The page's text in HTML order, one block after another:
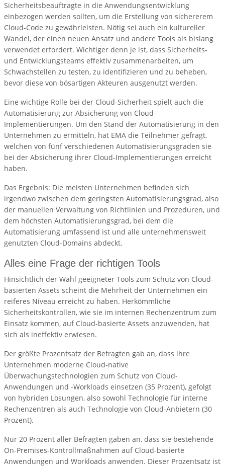
Sicherheitsbeauftragte in die Anwendungsentwicklung
einbezogen werden sollten, um die Erstellung von sichererem
Cloud-Code zu gewährleisten. Nötig sei auch ein kultureller
Wandel, der einen neuen Ansatz und andere Tools als bislang
verwendet erfordert. Wichtiger denn je ist, dass Sicherheits-
und Entwicklungsteams effektiv zusammenarbeiten, um
Schwachstellen zu testen, zu identifizieren und zu beheben,
bevor diese von bösartigen Akteuren ausgenutzt werden.
Eine wichtige Rolle bei der Cloud-Sicherheit spielt auch die
Automatisierung zur Absicherung von Cloud-
Implementierungen. Um den Stand der Automatisierung in den
Unternehmen zu ermitteln, hat EMA die Teilnehmer gefragt,
welchen von fünf verschiedenen Automatisierungsgraden sie
bei der Absicherung ihrer Cloud-Implementierungen erreicht
haben.
Das Ergebnis: Die meisten Unternehmen befinden sich
irgendwo zwischen dem geringsten Automatisierungsgrad, also
der manuellen Verwaltung von Richtlinien und Prozeduren, und
dem höchsten Automatisierungsgrad, bei dem die
Automatisierung umfassend ist und alle unternehmensweit
genutzten Cloud-Domains abdeckt.
Alles eine Frage der richtigen Tools
Hinsichtlich der Wahl geeigneter Tools zum Schutz von Cloud-
basierten Assets scheint die Mehrheit der Unternehmen ein
reiferes Niveau erreicht zu haben. Herkömmliche
Sicherheitskontrollen, wie sie im internen Rechenzentrum zum
Einsatz kommen, auf Cloud-basierte Assets anzuwenden, hat
sich als ineffektiv erwiesen.
Der größte Prozentsatz der Befragten gab an, dass ihre
Unternehmen moderne Cloud-native
Überwachungstechnologien zum Schutz von Cloud-
Anwendungen und -Workloads einsetzen (35 Prozent), gefolgt
von hybriden Lösungen, also sowohl Technologie für interne
Rechenzentren als auch Technologie von Cloud-Anbietern (30
Prozent).
Nur 20 Prozent aller Befragten gaben an, dass sie bestehende
On-Premises-Kontrollmaßnahmen auf Cloud-basierte
Anwendungen und Workloads anwenden. Dieser Prozentsatz ist